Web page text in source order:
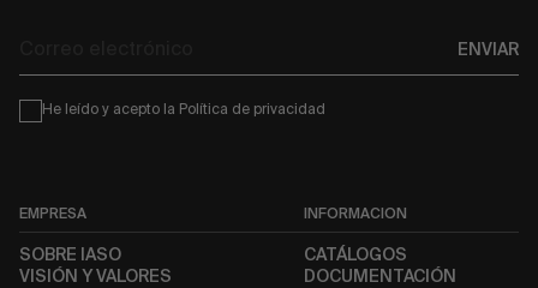
ENVIAR
Condiciones
He leído y acepto la Política de privacidad
EMPRESA
SOBRE IASO
VISIÓN Y VALORES
INFORMACIÓN
CATÁLOGOS
DOCUMENTACIÓN